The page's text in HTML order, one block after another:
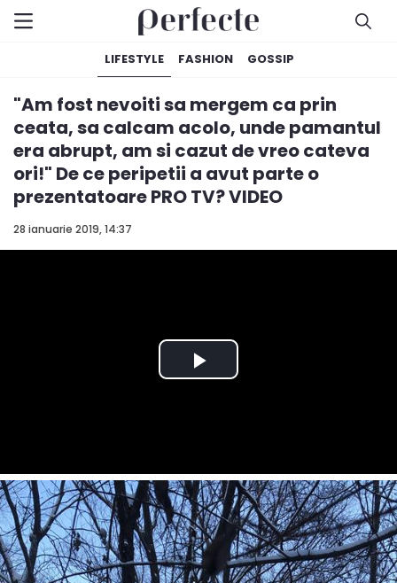
LIFESTYLE FASHION GOSSIP
28 ianuarie 2019, 14:37
"Am fost nevoiti sa mergem ca prin
ceata, sa calcam acolo, unde pamantul
era abrupt, am si cazut de vreo cateva
ori!" De ce peripetii a avut parte o
prezentatoare PRO TV? VIDEO